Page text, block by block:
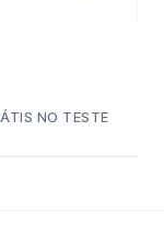
NO TESTE